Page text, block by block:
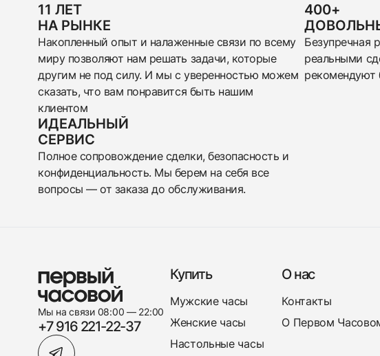
11 ЛЕТ
НА РЫНКЕ
Накопленный опыт и налаженные связи по всему
миру позволяют нам решать задачи, которые
другим не под силу. И мы с уверенностью можем
сказать, что вам понравится быть нашим
клиентом
400+
Безупречная
реальными
рекомендуют
ИДЕАЛЬНЫЙ
СЕРВИС
Полное сопровождение сделки, безопасность и
конфиденциальность. Мы берем на себя все
вопросы — от заказа до обслуживания.
Мы на связи 08:00 — 22:00
+7 916 221-22-37
Купить
Мужские часы
Женские часы
Настольные часы
О нас
Контакты
О Первом